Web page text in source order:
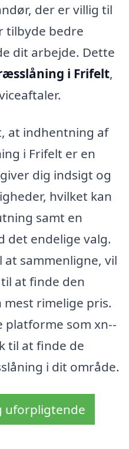
der er villig til
tilbyde bedre
dit arbejde. Dette
i Frifelt,
at indhentning af
i Frifelt er en
dig indsigt og
hvilket kan
samt en
det endelige valg.
sammenligne, vil
at finde den
rimelige pris.
platforme som xn--
til at finde de
i dit område.
uforpligtende